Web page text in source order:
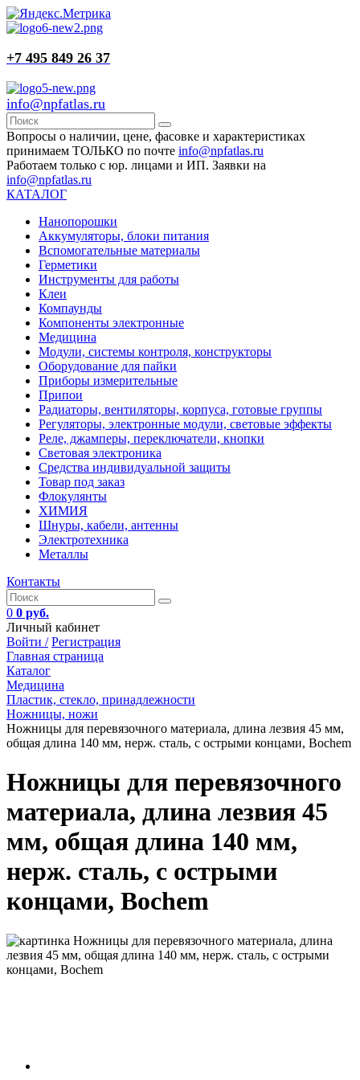
+7 495 849 26 37
info@npfatlas.ru
Вопросы о наличии, цене, фасовке и характеристиках
принимаем ТОЛЬКО по почте info@npfatlas.ru
Работаем только с юр. лицами и ИП. Заявки на
info@npfatlas.ru
КАТАЛОГ
Нанопорошки
Аккумуляторы, блоки питания
Вспомогательные материалы
Герметики
Инструменты для работы
Клеи
Компаунды
Компоненты электронные
Медицина
Модули, системы контроля, конструкторы
Оборудование для пайки
Приборы измерительные
Припои
Радиаторы, вентиляторы, корпуса, готовые группы
Регуляторы, электронные модули, световые эффекты
Реле, джамперы, переключатели, кнопки
Световая электроника
Средства индивидуальной защиты
Товар под заказ
Флокулянты
ХИМИЯ
Шнуры, кабели, антенны
Электротехника
Металлы
Контакты
0 0 руб.
Личный кабинет
Войти / Регистрация
Главная страница
Каталог
Медицина
Пластик, стекло, принадлежности
Ножницы, ножи
Ножницы для перевязочного материала, длина лезвия 45 мм,
общая длина 140 мм, нерж. сталь, с острыми концами, Bochem
Ножницы для перевязочного
материала, длина лезвия 45
мм, общая длина 140 мм,
нерж. сталь, с острыми
концами, Bochem